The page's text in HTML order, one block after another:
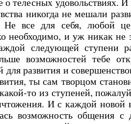
никогда не мешали
Не все для себя, любой
необходимо, и уж никак не
следующей ступени
возможностей тебе
для развития и
ты сам творцом
то из ступеней,
И с каждой новой
возможность общения с